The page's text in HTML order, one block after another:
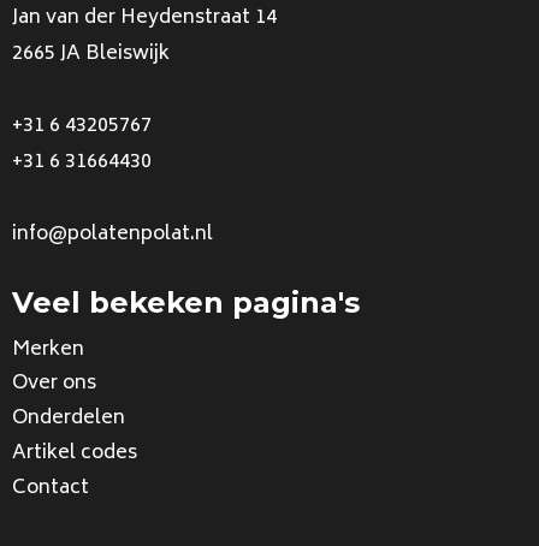
Jan van der Heydenstraat 14
2665 JA Bleiswijk
+31 6 43205767
+31 6 31664430
info@polatenpolat.nl
Veel bekeken pagina's
Merken
Over ons
Onderdelen
Artikel codes
Contact